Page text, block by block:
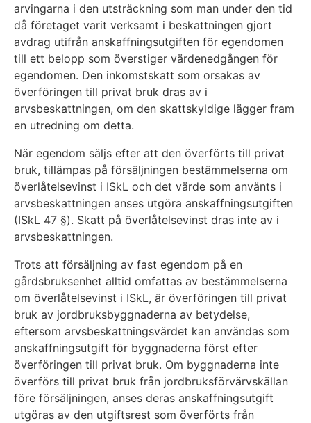
arvingarna i den utsträckning som man under den tid
då företaget varit verksamt i beskattningen gjort
avdrag utifrån anskaffningsutgiften för egendomen
till ett belopp som överstiger värdenedgången för
egendomen. Den inkomstskatt som orsakas av
överföringen till privat bruk dras av i
arvsbeskattningen, om den skattskyldige lägger fram
en utredning om detta.
När egendom säljs efter att den överförts till privat
bruk, tillämpas på försäljningen bestämmelserna om
överlåtelsevinst i ISkL och det värde som använts i
arvsbeskattningen anses utgöra anskaffningsutgiften
(ISkL 47 §). Skatt på överlåtelsevinst dras inte av i
arvsbeskattningen.
Trots att försäljning av fast egendom på en
gårdsbruksenhet alltid omfattas av bestämmelserna
om överlåtelsevinst i ISkL, är överföringen till privat
bruk av jordbruksbyggnaderna av betydelse,
eftersom arvsbeskattningsvärdet kan användas som
anskaffningsutgift för byggnaderna först efter
överföringen till privat bruk. Om byggnaderna inte
överförs till privat bruk från jordbruksförvärvskällan
före försäljningen, anses deras anskaffningsutgift
utgöras av den utgiftsrest som överförts från